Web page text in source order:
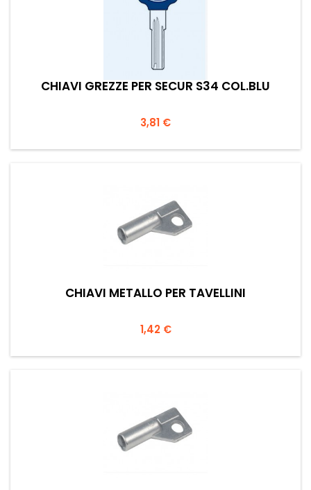
CHIAVI GREZZE PER SECUR S34 COL.BLU
Prezzo
3,81 €
CHIAVI METALLO PER TAVELLINI
Prezzo
1,42 €